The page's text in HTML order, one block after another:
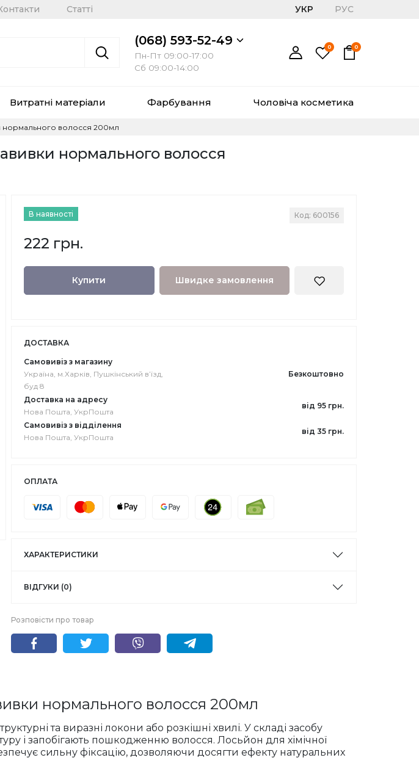
Статті УКР РУС
(068) 593-52-49
Пн-Пт 09:00-17:00
Сб 09:00-14:00
0 0
Витратні матеріали Фарбування Чоловіча косметика
нормального волосся 200мл
нормального волосся
В наявності Код: 600156
222 грн.
Купити Швидке замовлення
ДОСТАВКА
Самовивіз з магазину
Україна, м.Харків, Пушкінський в’їзд,
буд 8
Безкоштовно
Доставка на адресу
Нова Пошта, УкрПошта
від 95 грн.
Самовивіз з відділення
Нова Пошта, УкрПошта
від 35 грн.
ОПЛАТА
ХАРАКТЕРИСТИКИ
ВІДГУКИ (0)
Розповісти про товар
нормального волосся 200мл
та виразні локони або розкішні хвилі. У складі засобу
і запобігають пошкодженню волосся. Лосьйон для хімічної
сильну фіксацію, дозволяючи досягти ефекту натуральних